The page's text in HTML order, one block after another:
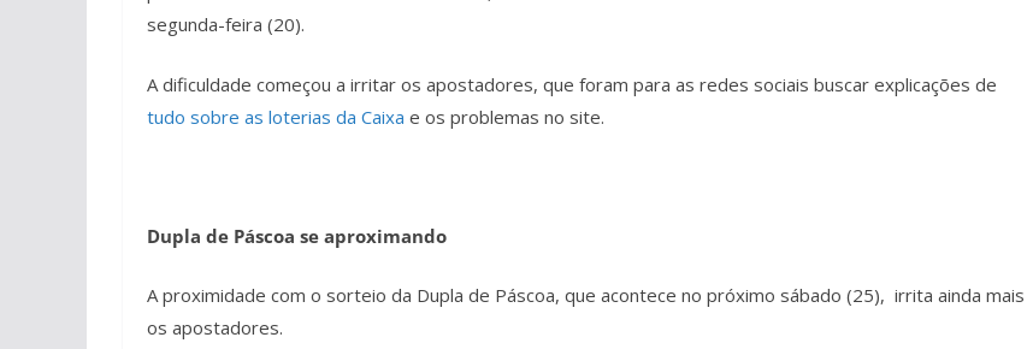
segunda-feira (20).
A dificuldade começou a irritar os apostadores, que foram para as redes sociais buscar explicações de
tudo sobre as loterias da Caixa e os problemas no site.
Dupla de Páscoa se aproximando
A proximidade com o sorteio da Dupla de Páscoa, que acontece no próximo sábado (25), irrita ainda mais
os apostadores.